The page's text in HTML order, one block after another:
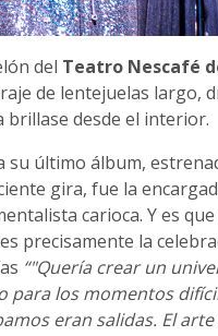
del Teatro Nescafé
de lentejuelas largo,
brillase desde el interior.
su último álbum,
gira, fue la
carioca. Y es
precisamente la
“"Quería crear un
para los momentos
eran salidas. El